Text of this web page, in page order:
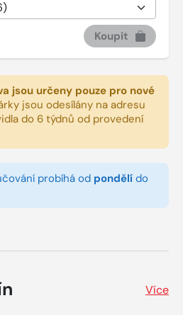
Koupit
jsou určeny pouze pro nové
jsou odesílány na adresu
do 6 týdnů od provedení
probíhá od pondělí do
Více